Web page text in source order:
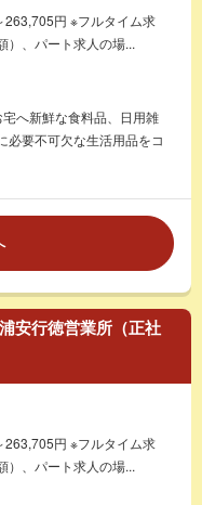
円 ※フルタイム求
）、パート求人の場...
へ新鮮な食料品、日用雑
必要不可欠な生活用品をコ
安行徳営業所（正社
円 ※フルタイム求
）、パート求人の場...